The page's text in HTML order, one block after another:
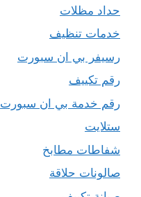
حداد مظلات
خدمات تنظيف
رسيفر بي ان سبورت
رقم تكييف
رقم خدمة بي ان سبورت
ستلايت
شفاطات مطابخ
صالونات حلاقة